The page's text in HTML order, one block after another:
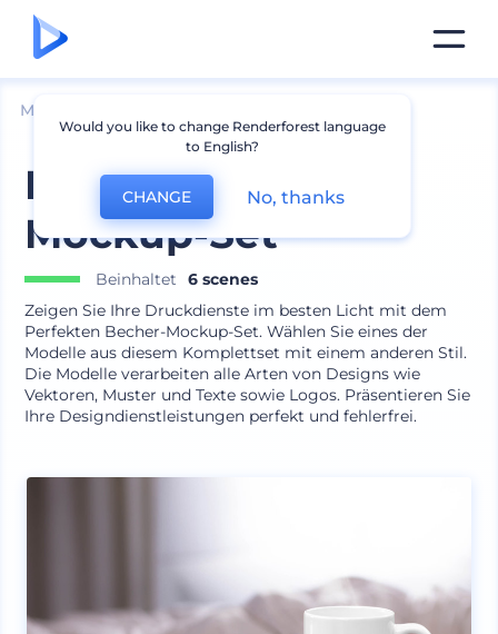
Mockups
Perfektes Becher-
Mockup-Set
Beinhaltet
6 scenes
Zeigen Sie Ihre Druckdienste im besten Licht mit dem
Perfekten Becher-Mockup-Set. Wählen Sie eines der
Modelle aus diesem Komplettset mit einem anderen Stil.
Die Modelle verarbeiten alle Arten von Designs wie
Vektoren, Muster und Texte sowie Logos. Präsentieren Sie
Ihre Designdienstleistungen perfekt und fehlerfrei.
Would you like to change Renderforest language
to English?
CHANGE No, thanks